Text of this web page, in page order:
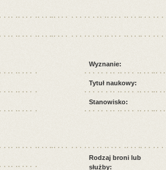
Wyznanie:
Tytuł naukowy:
Stanowisko:
Rodzaj broni lub
służby: